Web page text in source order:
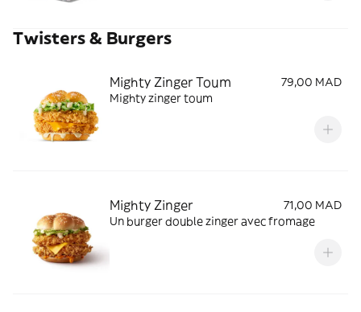
Twisters & Burgers
Mighty Zinger Toum
79,00 MAD
Mighty zinger toum
Mighty Zinger
71,00 MAD
Un burger double zinger avec fromage